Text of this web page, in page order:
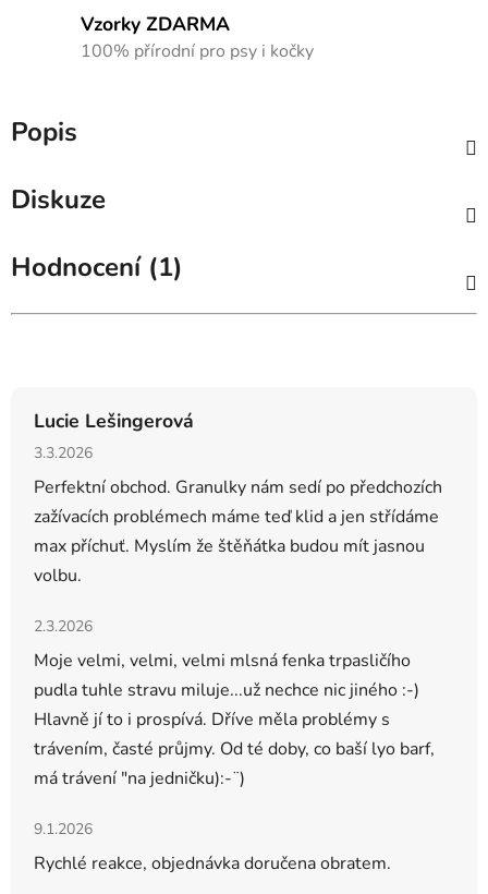
Vzorky ZDARMA
100% přírodní pro psy i kočky
Popis
Diskuze
Hodnocení (1)
Lucie Lešingerová
Hodnocení obchodu je 5 z 5 hvězdiček.
3.3.2026
Perfektní obchod. Granulky nám sedí po předchozích
zažívacích problémech máme teď klid a jen střídáme
max příchuť. Myslím že štěňátka budou mít jasnou
volbu.
Hodnocení obchodu je 5 z 5 hvězdiček.
2.3.2026
Moje velmi, velmi, velmi mlsná fenka trpasličího
pudla tuhle stravu miluje...už nechce nic jiného :-)
Hlavně jí to i prospívá. Dříve měla problémy s
trávením, časté průjmy. Od té doby, co baší lyo barf,
má trávení "na jedničku):-¨)
Hodnocení obchodu je 5 z 5 hvězdiček.
9.1.2026
Rychlé reakce, objednávka doručena obratem.